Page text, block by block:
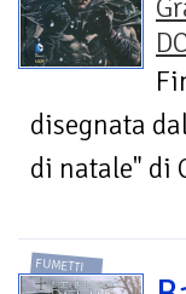
disegnata
di natale" di
FUMETTI